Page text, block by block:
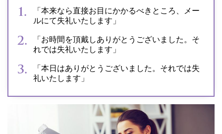
「本来なら直接お目にかかるべきところ、メー
ルにて失礼いたします」
「お時間を頂戴しありがとうございました。そ
れでは失礼いたします」
「本日はありがとうございました。それでは失
礼いたします」